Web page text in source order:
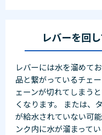
レバーを回
レバーには水を溜めて
品と繋がっているチェ
ェーンが切れてしまう
くなります。 または、
が給水されていない可
ンク内に水が溜まって